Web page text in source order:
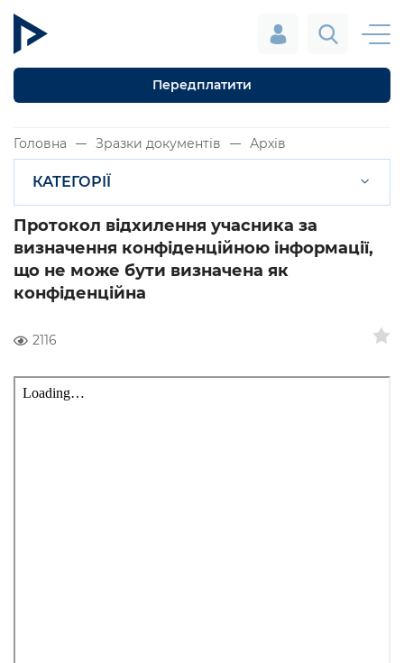
Передплатити
Головна Зразки документів Архів
КАТЕГОРІЇ
Протокол відхилення учасника за
визначення конфіденційною інформації,
що не може бути визначена як
конфіденційна
2116